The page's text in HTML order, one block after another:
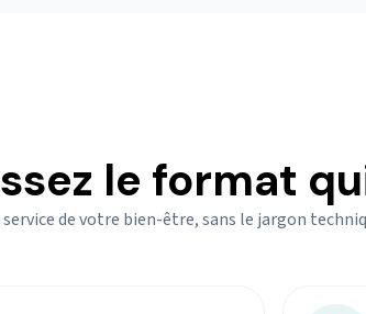
le format
de votre bien-être, sans le jargon